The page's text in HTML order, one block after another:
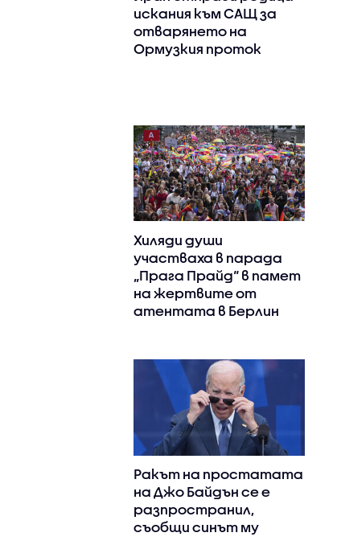
искания към САЩ за
отварянето на
Ормузкия проток
Хиляди души
участваха в парада
„Прага Прайд“ в памет
на жертвите от
атентата в Берлин
Ракът на простатата
на Джо Байдън се е
разпространил,
съобщи синът му